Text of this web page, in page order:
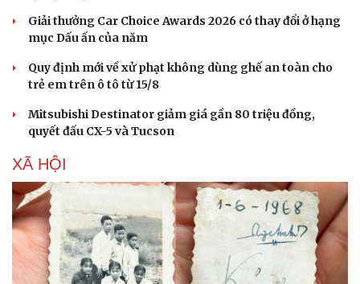
Giải thưởng Car Choice Awards 2026 có thay đổi ở hạng
mục Dấu ấn của năm
Quy định mới về xử phạt không dùng ghế an toàn cho
trẻ em trên ô tô từ 15/8
Mitsubishi Destinator giảm giá gần 80 triệu đồng,
quyết đấu CX-5 và Tucson
XÃ HỘI